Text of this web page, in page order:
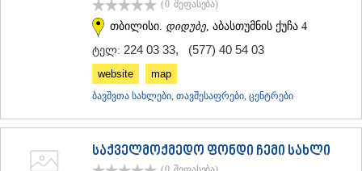
ᲛᲐᲠᲜᲔᲣᲚᲘ
ᲬᲐᲚᲙᲐ
(0 შეფასება)
თბილისი. დიდუბე , აბასთუმნის ქუჩა 4
ტელ: 224 03 33, (577) 40 54 03
website map
ბავშვთა სახლები, თავშესაფრები, ცენტრები
საქველმოქმედო ფონდი ჩემი სახლი